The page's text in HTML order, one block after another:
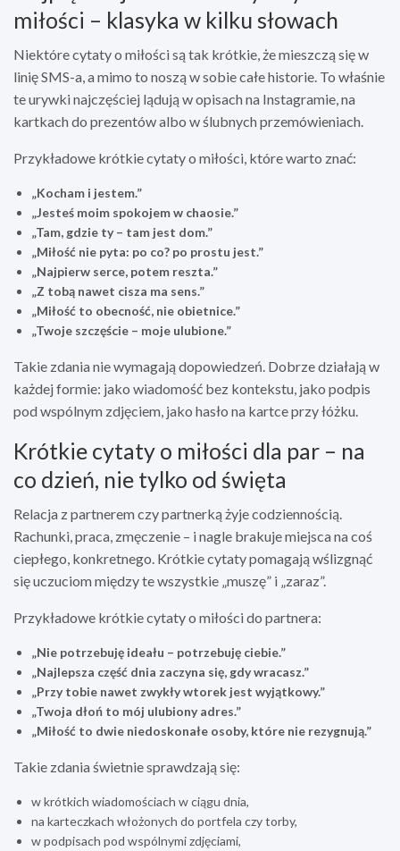
miłości – klasyka w kilku słowach
Niektóre cytaty o miłości są tak krótkie, że mieszczą się w
linię SMS-a, a mimo to noszą w sobie całe historie. To właśnie
te urywki najczęściej lądują w opisach na Instagramie, na
kartkach do prezentów albo w ślubnych przemówieniach.
Przykładowe krótkie cytaty o miłości, które warto znać:
„Kocham i jestem.”
„Jesteś moim spokojem w chaosie.”
„Tam, gdzie ty – tam jest dom.”
„Miłość nie pyta: po co? po prostu jest.”
„Najpierw serce, potem reszta.”
„Z tobą nawet cisza ma sens.”
„Miłość to obecność, nie obietnice.”
„Twoje szczęście – moje ulubione.”
Takie zdania nie wymagają dopowiedzeń. Dobrze działają w
każdej formie: jako wiadomość bez kontekstu, jako podpis
pod wspólnym zdjęciem, jako hasło na kartce przy łóżku.
Krótkie cytaty o miłości dla par – na
co dzień, nie tylko od święta
Relacja z partnerem czy partnerką żyje codziennością.
Rachunki, praca, zmęczenie – i nagle brakuje miejsca na coś
ciepłego, konkretnego. Krótkie cytaty pomagają wślizgnąć
się uczuciom między te wszystkie „muszę” i „zaraz”.
Przykładowe krótkie cytaty o miłości do partnera:
„Nie potrzebuję ideału – potrzebuję ciebie.”
„Najlepsza część dnia zaczyna się, gdy wracasz.”
„Przy tobie nawet zwykły wtorek jest wyjątkowy.”
„Twoja dłoń to mój ulubiony adres.”
„Miłość to dwie niedoskonałe osoby, które nie rezygnują.”
Takie zdania świetnie sprawdzają się:
w krótkich wiadomościach w ciągu dnia,
na karteczkach włożonych do portfela czy torby,
w podpisach pod wspólnymi zdjęciami,